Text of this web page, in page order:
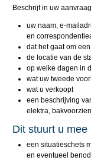
Beschrijf in uw
uw naam, e-
en
dat het gaat om
de locatie van de
op welke dagen in
wat uw tweede
wat u verkoopt
een beschrijving
elektra,
Dit stuurt u mee
een situatieschets
en eventueel